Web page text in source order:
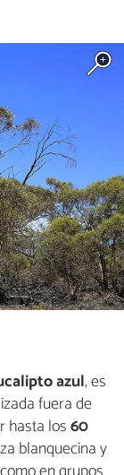
azul, es
fuera de
hasta los60
blanquecina y